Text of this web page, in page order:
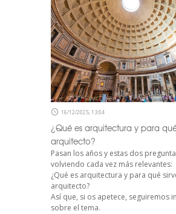
16/12/2025, 13:04
¿Qué es arquitectura y para
arquitecto?
Pasan los años y estas dos
volviendo cada vez más relevantes:
¿Qué es arquitectura y para qué
arquitecto?
Así que, si os apetece, seguiremos
sobre el tema.